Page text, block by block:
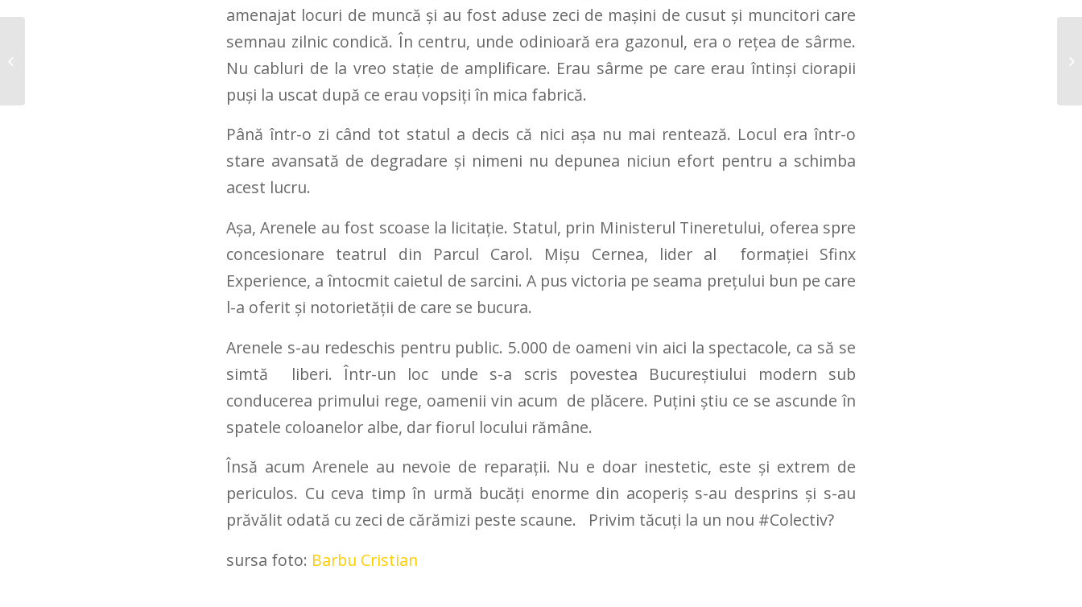
amenajat locuri de muncă și au fost aduse zeci de mașini de cusut și muncitori care
semnau zilnic condică. În centru, unde odinioară era gazonul, era o rețea de sârme.
Nu cabluri de la vreo stație de amplificare. Erau sârme pe care erau întinși ciorapii
puși la uscat după ce erau vopsiți în mica fabrică.
Până într-o zi când tot statul a decis că nici așa nu mai rentează. Locul era într-o
stare avansată de degradare și nimeni nu depunea niciun efort pentru a schimba
acest lucru.
Așa, Arenele au fost scoase la licitație. Statul, prin Ministerul Tineretului, oferea spre
concesionare teatrul din Parcul Carol. Mişu Cernea, lider al formației Sfinx
Experience, a întocmit caietul de sarcini. A pus victoria pe seama prețului bun pe care
l-a oferit și notorietății de care se bucura.
Arenele s-au redeschis pentru public. 5.000 de oameni vin aici la spectacole, ca să se
simtă liberi. Într-un loc unde s-a scris povestea Bucureștiului modern sub
conducerea primului rege, oamenii vin acum de plăcere. Puțini știu ce se ascunde în
spatele coloanelor albe, dar fiorul locului rămâne.
Însă acum Arenele au nevoie de reparații. Nu e doar inestetic, este şi extrem de
periculos. Cu ceva timp în urmă bucăți enorme din acoperiș s-au desprins şi s-au
prăvălit odată cu zeci de cărămizi peste scaune. Privim tăcuţi la un nou #Colectiv?
sursa foto: Barbu Cristian